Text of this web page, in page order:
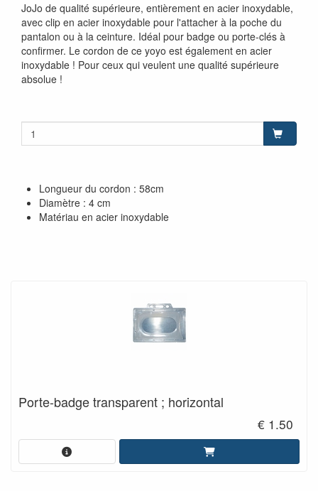
JoJo de qualité supérieure, entièrement en acier inoxydable,
avec clip en acier inoxydable pour l'attacher à la poche du
pantalon ou à la ceinture. Idéal pour badge ou porte-clés à
confirmer. Le cordon de ce yoyo est également en acier
inoxydable ! Pour ceux qui veulent une qualité supérieure
absolue !
Longueur du cordon : 58cm
Diamètre : 4 cm
Matériau en acier inoxydable
Porte-badge transparent ; horizontal
€ 1.50